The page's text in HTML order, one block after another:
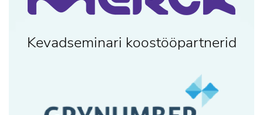
Kevadseminari koostööpartnerid